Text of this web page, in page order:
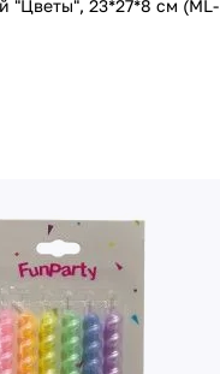
"Цветы", 23*27*8 см (ML-